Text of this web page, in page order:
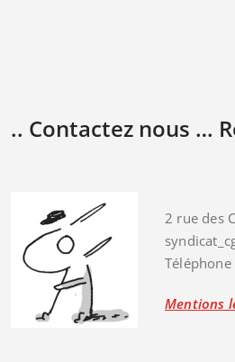
.. Contactez nous …
2 rue des
Mentions